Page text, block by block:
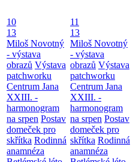
10
13
Miloš Novotný
- výstava
obrazů Výstava
patchworku
Centrum Jana
XXIII. -
harmonogram
na srpen Postav
domeček pro
skřítka Rodinná
anamnéza
11
13
Miloš Novotný
- výstava
obrazů Výstava
patchworku
Centrum Jana
XXIII. -
harmonogram
na srpen Postav
domeček pro
skřítka Rodinná
anamnéza